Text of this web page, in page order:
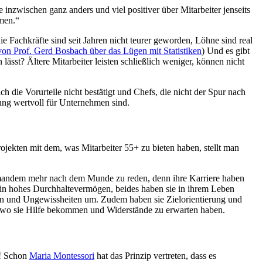
ganz anders und viel positiver über Mitarbeiter jenseits
sind seit Jahren nicht teurer geworden, Löhne sind real
Prof. Gerd Bosbach über das Lügen mit Statistiken) Und es gibt
Ältere Mitarbeiter leisten schließlich weniger, können nicht
die Vorurteile nicht bestätigt und Chefs, die nicht der Spur nach
wertvoll für Unternehmen sind.
mit dem, was Mitarbeiter 55+ zu bieten haben, stellt man
mehr nach dem Munde zu reden, denn ihre Karriere haben
hohes Durchhaltevermögen, beides haben sie in ihrem Leben
und Ungewissheiten um. Zudem haben sie Zielorientierung und
sie Hilfe bekommen und Widerstände zu erwarten haben.
Schon Maria Montessori hat das Prinzip vertreten, dass es